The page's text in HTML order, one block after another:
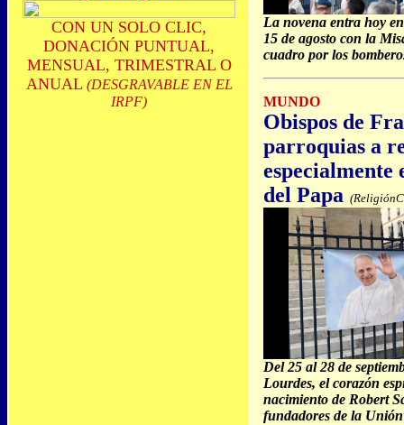
La novena entra hoy
15 de agosto con la
cuadro por los
MUNDO
Obispos de
parroquias a
del Papa
Del 25 al 28 de
Lourdes, el corazón
nacimiento de Robert
fundadores de la
CON UN SOLO CLIC,
DONACIÓN PUNTUAL,
MENSUAL, TRIMESTRAL O
ANUAL (DESGRAVABLE EN EL
IRPF)